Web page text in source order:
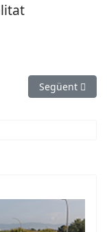
els
Article
Següent